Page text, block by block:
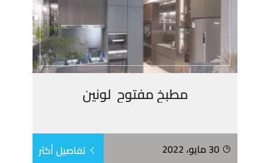
مطبخ مفتوح لونين
تفاصيل أكثر